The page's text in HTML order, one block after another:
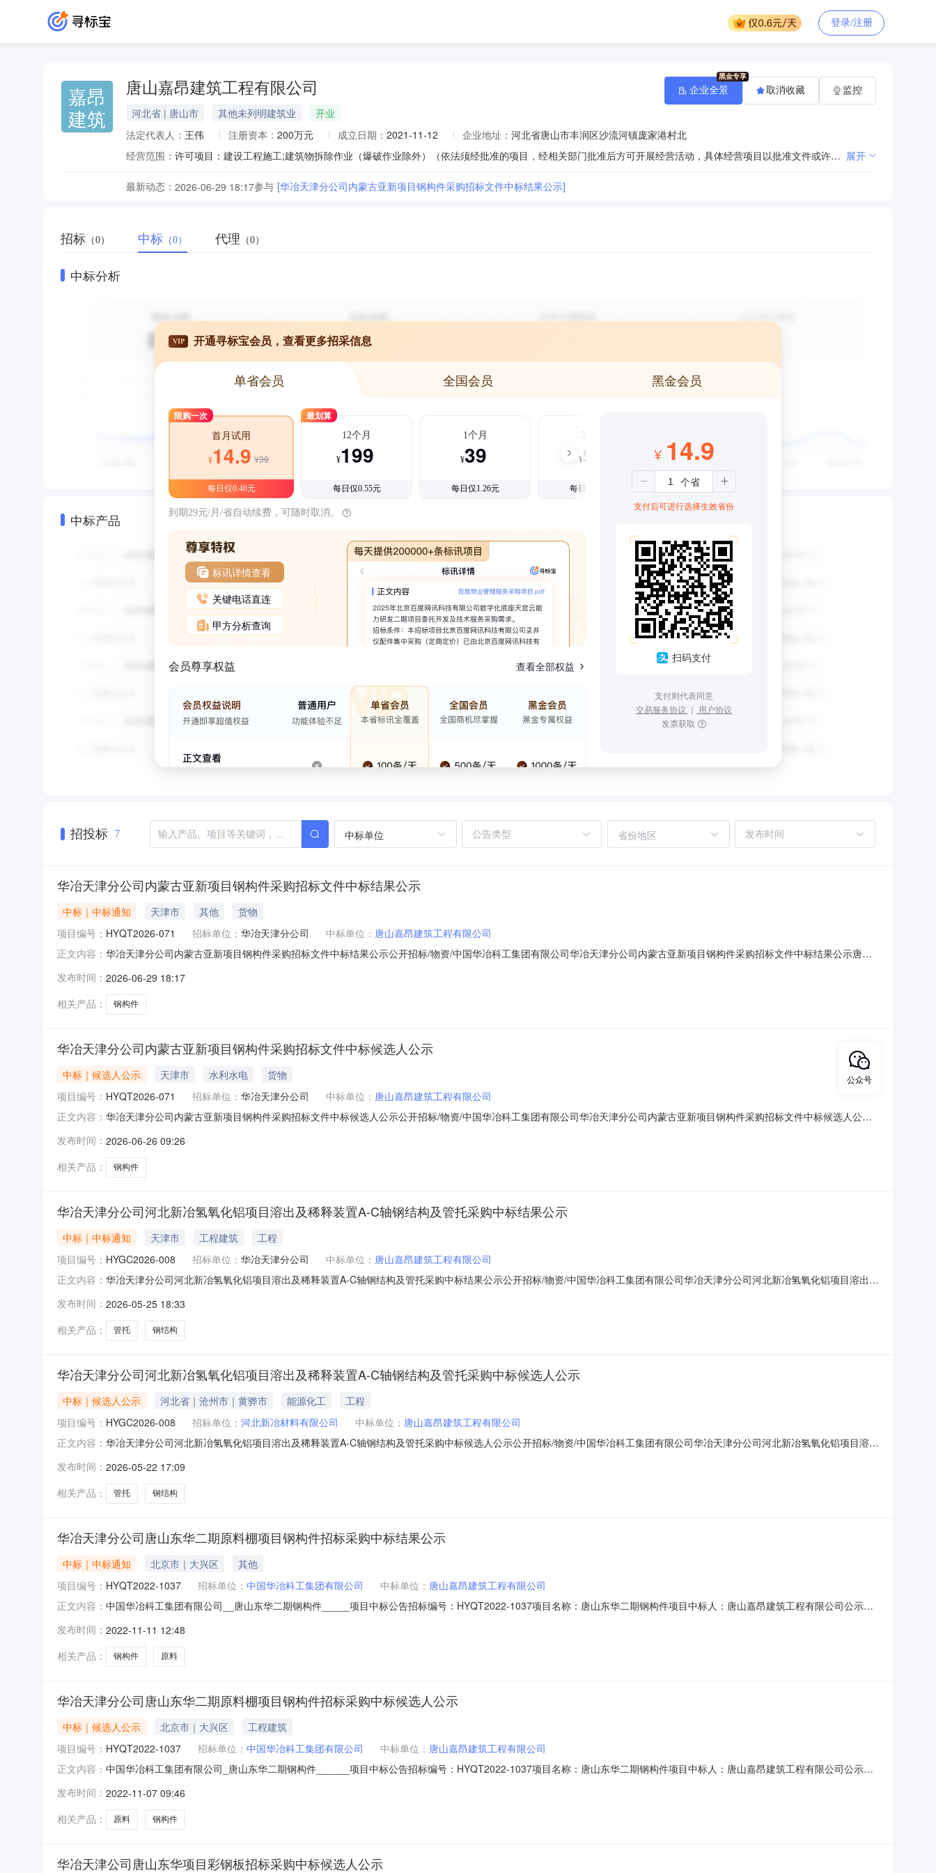
登录/注册
嘉昂
建筑
唐山嘉昂建筑工程有限公司
河北省 | 唐山市 其他未列明建筑业
开业
法定代表人： 王伟 注册资本： 200万元 成立日期： 2021-11-12 企业地址： 河北省唐山市丰润区沙流河镇庞家港村北
经营范围：
许可项目：建设工程施工;建筑物拆除作业（爆破作业除外）（依法须经批准的项目，经相关部门批准后方可开展经营活动，具体经营项目以批准文件或许可证件为准）一般项目：土石方工程施工;园林绿化工程施工;金属丝绳及其制品制造;金属结构制造;金属结构销售;机械设备销售;电气设备销售;普通机械设备安装服务;通用设备修理;专用设备修理;电气设备修理;生产性废旧金属回收;再生资源回收（除生产性废旧金属）;金属材料销售;金属制品销售;建筑材料销售;五金产品零售;钢压延加工（除依法须经批准的项目外，凭营业执照依法自主开展经营活动） 展开
最新动态： 2026-06-29 18:17参与 [华冶天津分公司内蒙古亚新项目钢构件采购招标文件中标结果公示]
企业全景 取消收藏 监控
招标 （0） 中标 （0） 代理 （0）
中标分析
中标产品
VIP 开通寻标宝会员，查看更多招采信息
单省会员 全国会员 黑金会员
限购一次
首月试用
¥14.9 ¥39
每日仅0.48元
最划算
12个月
¥199
每日仅0.55元
1个月
¥39
每日仅1.26元
3个月
¥99
每日仅1.08元
到期29元/月/省自动续费，可随时取消。
标讯详情查看
关键电话直连
甲方分析查询
会员尊享权益 查看全部权益
¥ 14.9
支付后可进行选择生效省份
扫码支付
支付则代表同意
交易服务协议 ｜ 用户协议
发票获取
招投标 7 中标单位 省份地区
华冶天津分公司内蒙古亚新项目钢构件采购招标文件中标结果公示
中标｜中标通知 天津市 其他
货物
项目编号： HYQT2026-071 招标单位： 华冶天津分公司 中标单位： 唐山嘉昂建筑工程有限公司
正文内容： 华冶天津分公司内蒙古亚新项目钢构件采购招标文件中标结果公示公开招标/物资/中国华冶科工集团有限公司华冶天津分公司内蒙古亚新项目钢构件采购招标文件中标结果公示唐山
结果通过了公司的审批，现确定贵公司为该项目的中标人中国华冶科工集团有限公司2026年06月29日
发布时间： 2026-06-29 18:17
相关产品：
钢构件
华冶天津分公司内蒙古亚新项目钢构件采购招标文件中标候选人公示
中标｜候选人公示 天津市 水利水电
货物
项目编号： HYQT2026-071 招标单位： 华冶天津分公司 中标单位： 唐山嘉昂建筑工程有限公司
正文内容： 华冶天津分公司内蒙古亚新项目钢构件采购招标文件中标候选人公示公开招标/物资/中国华冶科工集团有限公司华冶天津分公司内蒙古亚新项目钢构件采购招标文件中标候选人公示
机构办理投标保证金退还事宜。特此公告。中国华冶科工集团有限公司2026年6月25日
发布时间： 2026-06-26 09:26
相关产品：
钢构件
华冶天津分公司河北新冶氢氧化铝项目溶出及稀释装置A-C轴钢结构及管托采购中标结果公示
中标｜中标通知 天津市 工程建筑
工程
项目编号： HYGC2026-008 招标单位： 华冶天津分公司 中标单位： 唐山嘉昂建筑工程有限公司
正文内容： 华冶天津分公司河北新冶氢氧化铝项目溶出及稀释装置A-C轴钢结构及管托采购中标结果公示公开招标/物资/中国华冶科工集团有限公司华冶天津分公司河北新冶氢氧化铝项目溶出及
采购招标项目中，按照相关规定和程序，经过评标委员会的认真评审后，评审结果通过了公司的审批，现确定贵公司为该项目的中标人中国华冶科工集团有限公司2026年05月25日
发布时间： 2026-05-25 18:33
相关产品：
管托 钢结构
华冶天津分公司河北新冶氢氧化铝项目溶出及稀释装置A-C轴钢结构及管托采购中标候选人公示
中标｜候选人公示 河北省｜沧州市｜黄骅市 能源化工
工程
项目编号： HYGC2026-008 招标单位： 河北新冶材料有限公司 中标单位： 唐山嘉昂建筑工程有限公司
正文内容： 华冶天津分公司河北新冶氢氧化铝项目溶出及稀释装置A-C轴钢结构及管托采购中标候选人公示公开招标/物资/中国华冶科工集团有限公司华冶天津分公司河北新冶氢氧化铝项目溶出
昂建筑工程有限公司公示期：2026年5月22日至2026年5月24日请未中标人联系招标机构办理投标保证金退还事宜。特此公告。中国华冶科工集团有限公司2026年5月22日
发布时间： 2026-05-22 17:09
相关产品：
管托 钢结构
华冶天津分公司唐山东华二期原料棚项目钢构件招标采购中标结果公示
中标｜中标通知 北京市｜大兴区
其他
项目编号： HYQT2022-1037 招标单位： 中国华冶科工集团有限公司 中标单位： 唐山嘉昂建筑工程有限公司
正文内容： 中国华冶科工集团有限公司__唐山东华二期钢构件_____项目中标公告招标编号：HYQT2022-1037项目名称：唐山东华二期钢构件项目中标人：唐山嘉昂建筑工程有限公司公示
发布时间： 2022-11-11 12:48
相关产品：
钢构件 原料
华冶天津分公司唐山东华二期原料棚项目钢构件招标采购中标候选人公示
中标｜候选人公示 北京市｜大兴区
工程建筑
项目编号： HYQT2022-1037 招标单位： 中国华冶科工集团有限公司 中标单位： 唐山嘉昂建筑工程有限公司
正文内容： 中国华冶科工集团有限公司_唐山东华二期钢构件______项目中标公告招标编号：HYQT2022-1037项目名称：唐山东华二期钢构件项目中标人：唐山嘉昂建筑工程有限公司公示
发布时间： 2022-11-07 09:46
相关产品：
原料 钢构件
华冶天津公司唐山东华项目彩钢板招标采购中标候选人公示
公众号